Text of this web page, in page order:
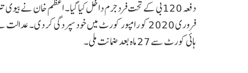
فروری 2020 کو رامپور کورٹ میں خود سپردگی کر دی۔
ہائی کورٹ سے 27 ماہ بعد ضمانت ملی۔